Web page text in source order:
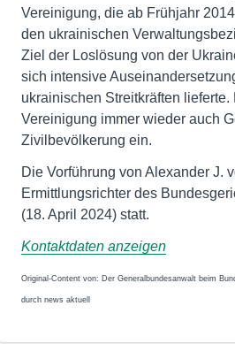
Vereinigung, die ab Frühjahr
den ukrainischen
Ziel der Loslösung von der
sich intensive
ukrainischen Streitkräften
Vereinigung immer wieder auch
Zivilbevölkerung ein.
Die Vorführung von Alexander J.
Ermittlungsrichter des
(18. April 2024) statt.
Kontaktdaten anzeigen
Original-Content von: Der Generalbundesanwalt beim
durch news aktuell